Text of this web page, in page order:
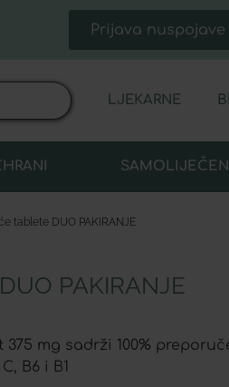
Prijava nuspojave
LJEKARNE
tablete DUO PAKIRANJE
PAKIRANJE
375 mg sadrži 100%
B6 i B1